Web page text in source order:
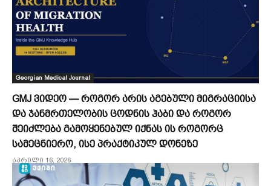
Georgian Medical Journal
GMJ ვიდეო — როგორ არის აგებული მიგრაციისა
და ჯანმრთელობის ცოდნის ჰაბი და როგორ
შეიძლება გამოყენებულ იქნას ის როგორც
სამეცნიერო, ისე პრაქტიკულ დონეზე
აპრილი 16, 2026